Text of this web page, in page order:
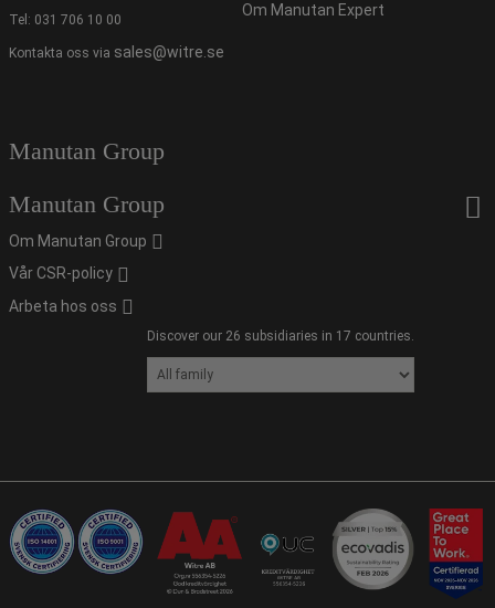
Tel: 031 706 10 00
Kontakta oss via sales@witre.se
Om Manutan Expert
Manutan Group
Manutan Group
Om Manutan Group
Vår CSR-policy
Arbeta hos oss
Discover our 26 subsidiaries in 17 countries.